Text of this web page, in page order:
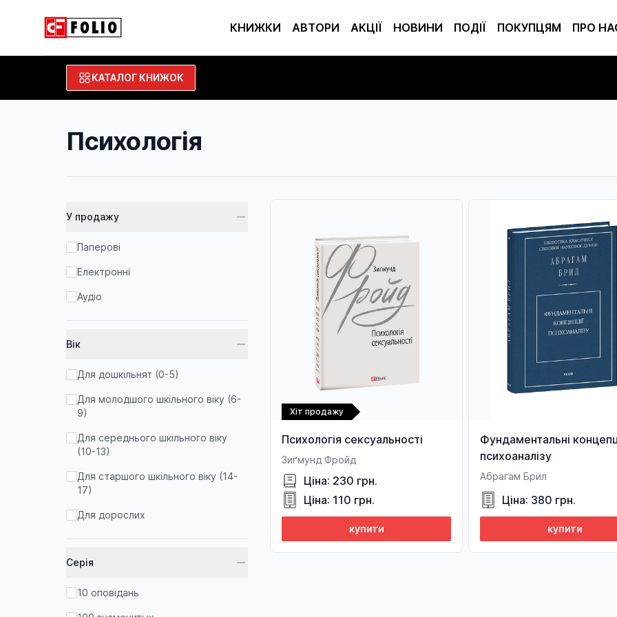
КНИЖКИ АВТОРИ АКЦІЇ НОВИНИ ПОДІЇ ПОКУПЦЯМ ПРО
КАТАЛОГ КНИЖОК
Психологія
У продажу
Паперові
Електронні
Аудіо
Вік
Для дошкільнят (0-5)
Для молодшого шкільного віку (6-
9)
Для середнього шкільного віку
(10-13)
Для старшого шкільного віку (14-
17)
Для дорослих
Серія
10 оповідань
Хіт продажу
Психологія сексуальності
Зиґмунд Фройд
Ціна: 230 грн.
Ціна: 110 грн.
купити
Фундаментальні
психоаналізу
Абрагам Брил
Ціна: 380 грн.
купити